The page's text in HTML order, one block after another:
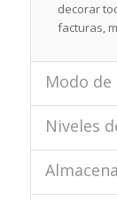
decorar
facturas,
Modo de
Niveles